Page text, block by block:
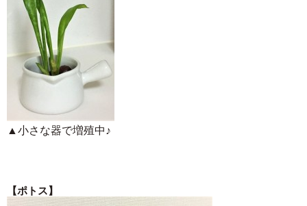
▲小さな器で増殖中♪
【ポトス】